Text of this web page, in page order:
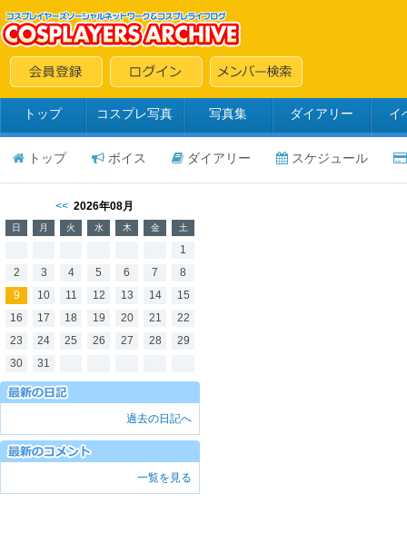
トップ コスプレ写真 写真集 ダイアリー イ
トップ ボイス ダイアリー スケジュール
<< 2026年08月
日 月 火 水 木 金 土
1
2
3 4 5 6 7
8
9
10 11 12 13 14
15
16
17 18 19 20 21
22
23
24 25 26 27 28
29
30
31
過去の日記へ
一覧を見る